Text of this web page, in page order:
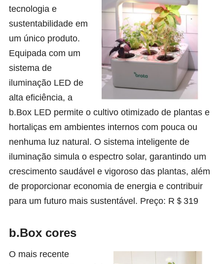
tecnologia e
sustentabilidade em
um único produto.
Equipada com um
sistema de
iluminação LED de
alta eficiência, a
b.Box LED permite o cultivo otimizado de plantas e
hortaliças em ambientes internos com pouca ou
nenhuma luz natural. O sistema inteligente de
iluminação simula o espectro solar, garantindo um
crescimento saudável e vigoroso das plantas, além
de proporcionar economia de energia e contribuir
para um futuro mais sustentável. Preço: R＄319
b.Box cores
O mais recente